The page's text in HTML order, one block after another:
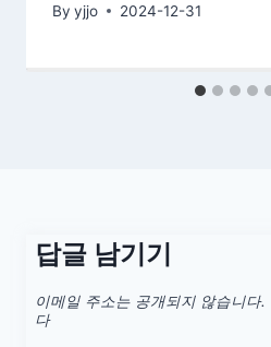
By yjjo 2024-12-31
답글 남기기
이메일 주소는 공개되지 않습니다.
다